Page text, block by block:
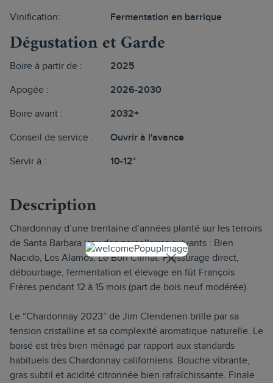
Vinification: Fermentation en barrique
Dégustation et Garde
Boire à partir de : 2025
Apogée : 2026-2030
Boire avant : 2032+
Conseil de service : Ouvrir à l'avance
Servir à : 10-12°
Description
Chardonnay d’une trentaine d’années planté sur les terroirs
de Santa Barbara issu des parcellaires suivants : Bien
Nacido, Los Alamos, Le Bon Climat. Pressurage direct,
débourbage, fermentation et élevage en fût François
Frères pendant 12 à 15 mois (part de bois neuf modérée).
Le “Chardonnay 2023” de Jim Clendenen brille par sa
tension cristalline et sa complexité aromatique naturelle. Le
boisé est très bien ménagé par rapport aux standards
habituels des Chardonnay californiens. Bouche vibrante,
gras subtil et acidité citronnée bien rafraîchissante. Finale